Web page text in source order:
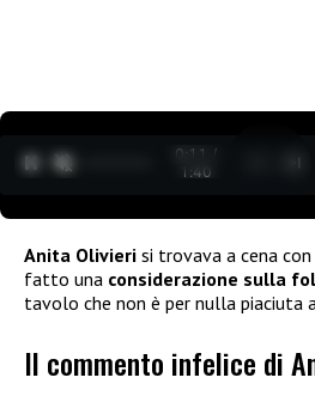
0:12 /
1:40
Anita Olivieri si trovava a cena con
fatto una considerazione sulla
tavolo che non è per nulla piaciuta
Il commento infelice di